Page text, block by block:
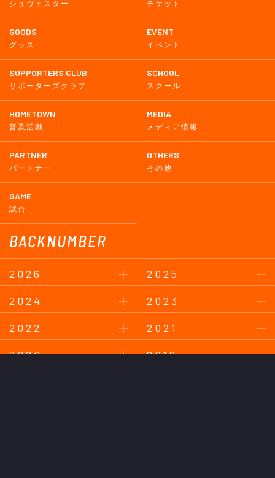
シュヴェスター チケット
GOODS
グッズ
EVENT
イベント
SUPPORTERS CLUB
サポーターズクラブ
SCHOOL
スクール
HOMETOWN
普及活動
MEDIA
メディア情報
PARTNER
パートナー
OTHERS
その他
GAME
試合
BACKNUMBER
2026
2025
2024
2023
2022
2021
2020
2019